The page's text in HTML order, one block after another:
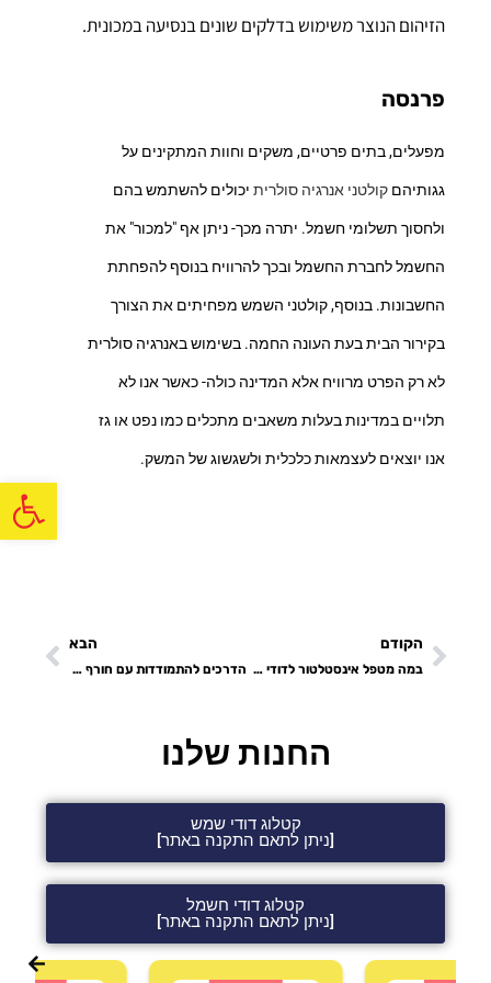
הזיהום הנוצר משימוש בדלקים שונים בנסיעה במכונית.
פרנסה
מפעלים, בתים פרטיים, משקים וחוות המתקינים על
גגותיהםקולטני אנרגיה סולרית יכולים להשתמש בהם
ולחסוך תשלומי חשמל. יתרה מכך- ניתן אף "למכור" את
החשמל לחברת החשמל ובכך להרוויח בנוסף להפחתת
החשבונות. בנוסף, קולטני השמש מפחיתים את הצורך
בקירור הבית בעת העונה החמה. בשימוש באנרגיה סולרית
לא רק הפרט מרוויח אלא המדינה כולה- כאשר אנו לא
תלויים במדינות בעלות משאבים מתכלים כמו נפט או גז
אנו יוצאים לעצמאות כלכלית ולשגשוג של המשק.
הקודם
במה מטפל אינסטלטור לדודי שמש וחשמל?
הבא
הדרכים להתמודדות עם חורף גשום במיוחד
החנות שלנו
קטלוג דודי שמש
[ניתן לתאם התקנה באתר]
קטלוג דודי חשמל
[ניתן לתאם התקנה באתר]